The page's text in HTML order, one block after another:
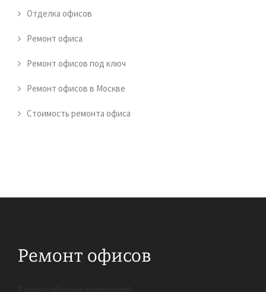
Отделка офисов
Ремонт офиса
Ремонт офисов под ключ
Ремонт офисов в Москве
Стоимость ремонта офиса